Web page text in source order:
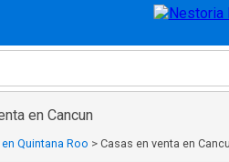
en Cancun
Quintana Roo > Casas en venta en